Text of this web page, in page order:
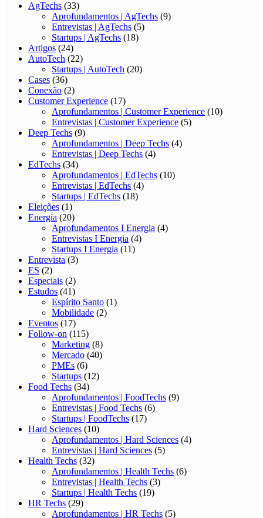
AgTechs (33)
Aprofundamentos | AgTechs (9)
Entrevistas | AgTechs (5)
Startups | AgTechs (18)
Artigos (24)
AutoTech (22)
Startups | AutoTech (20)
Cases (36)
Conexão (2)
Customer Experience (17)
Aprofundamentos | Customer Experience (10)
Entrevistas | Customer Experience (5)
Deep Techs (9)
Aprofundamentos | Deep Techs (4)
Entrevistas | Deep Techs (4)
EdTechs (34)
Aprofundamentos | EdTechs (10)
Entrevistas | EdTechs (4)
Startups | EdTechs (18)
Eleições (1)
Energia (20)
Aprofundamentos I Energia (4)
Entrevistas I Energia (4)
Startups I Energia (11)
Entrevista (3)
ES (2)
Especiais (2)
Estudos (41)
Espírito Santo (1)
Mobilidade (2)
Eventos (17)
Follow-on (115)
Marketing (8)
Mercado (40)
PMEs (6)
Startups (12)
Food Techs (34)
Aprofundamentos | FoodTechs (9)
Entrevistas | Food Techs (6)
Startups | FoodTechs (17)
Hard Sciences (10)
Aprofundamentos | Hard Sciences (4)
Entrevistas | Hard Sciences (5)
Health Techs (32)
Aprofundamentos | Health Techs (6)
Entrevistas | Health Techs (3)
Startups | Health Techs (19)
HR Techs (29)
Aprofundamentos | HR Techs (5)